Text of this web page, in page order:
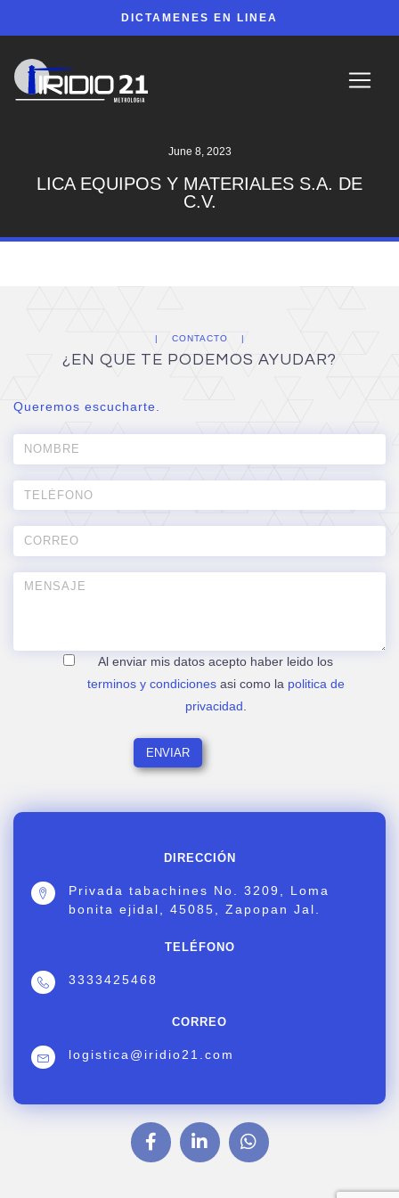
DICTAMENES EN LINEA
June 8, 2023
LICA EQUIPOS Y MATERIALES S.A. DE
C.V.
DIRECCIÓN
Privada tabachines No. 3209, Loma
bonita ejidal, 45085, Zapopan Jal.
TELÉFONO
3333425468
CORREO
logistica@iridio21.com
CONTACTO
¿EN QUE TE PODEMOS AYUDAR?
Queremos escucharte.
Al enviar mis datos acepto haber leido los
terminos y condicionesasi como la politica de
privacidad